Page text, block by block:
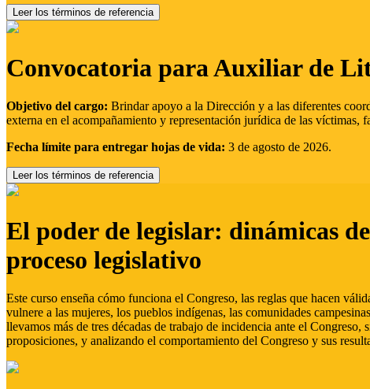
Leer los términos de referencia
Convocatoria para Auxiliar de
Objetivo del cargo: Brindar apoyo a la Dirección y a las diferentes
externa en el acompañamiento y representación jurídica de las
Fecha límite para entregar hojas de vida: 3 de agosto de 2026.
Leer los términos de referencia
El poder de legislar: dinámicas
proceso legislativo
Este curso enseña cómo funciona el Congreso, las reglas que hacen
vulnere a las mujeres, los pueblos indígenas, las comunidades
llevamos más de tres décadas de trabajo de incidencia ante el
proposiciones, y analizando el comportamiento del Congreso y sus